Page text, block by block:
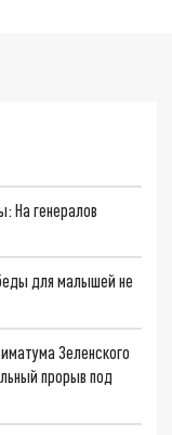
На генералов
для малышей не
Зеленского
прорыв под